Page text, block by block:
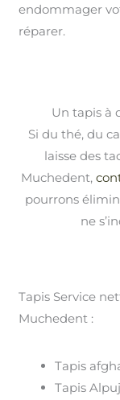
endommager
réparer.
Un tapis à
Si du thé, du
laisse des
Muchedent,
pourrons
ne
Tapis Service
Muchedent :
Tapis
Tapis